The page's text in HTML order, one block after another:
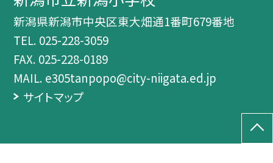
新潟県新潟市中央区東大畑通1番町679番地
TEL. 025-228-3059
FAX. 025-228-0189
MAIL. e305tanpopo@city-niigata.ed.jp
サイトマップ